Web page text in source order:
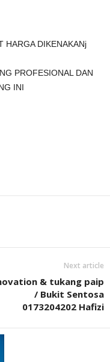
HARGA DIKENAKANj
PROFESIONAL DAN
INI
Next article
& tukang paip
/ Bukit Sentosa
0173204202 Hafizi